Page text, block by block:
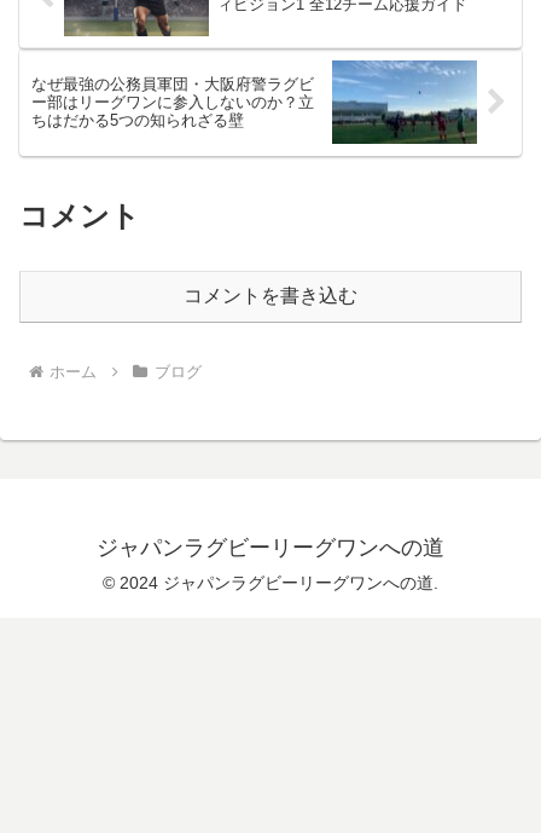
ィビジョン1 全12チーム応援ガイド
なぜ最強の公務員軍団・大阪府警ラグビ
ー部はリーグワンに参入しないのか？立
ちはだかる5つの知られざる壁
コメント
コメントを書き込む
ホーム ブログ
ジャパンラグビーリーグワンへの道
© 2024 ジャパンラグビーリーグワンへの道.